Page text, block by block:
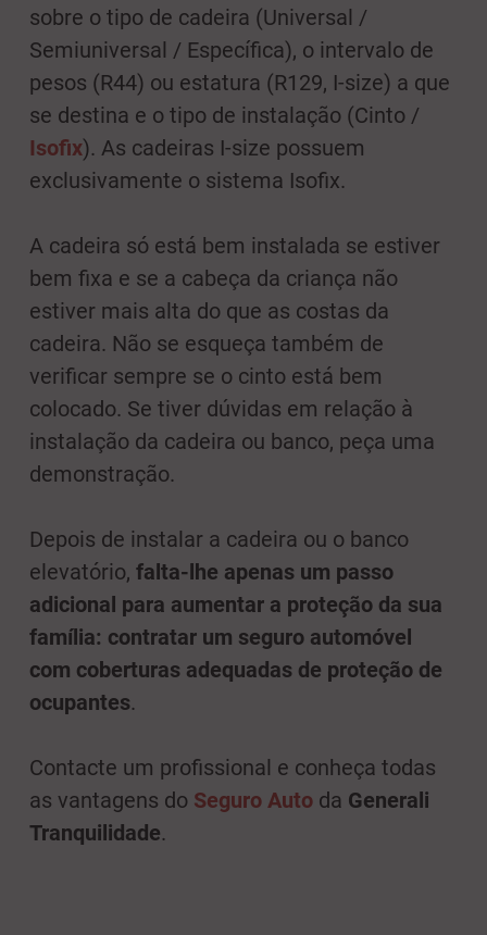
sobre o tipo de cadeira (Universal /
Semiuniversal / Específica), o intervalo de
pesos (R44) ou estatura (R129, I-size) a que
se destina e o tipo de instalação (Cinto /
Isofix). As cadeiras I-size possuem
exclusivamente o sistema Isofix.
A cadeira só está bem instalada se estiver
bem fixa e se a cabeça da criança não
estiver mais alta do que as costas da
cadeira. Não se esqueça também de
verificar sempre se o cinto está bem
colocado. Se tiver dúvidas em relação à
instalação da cadeira ou banco, peça uma
demonstração.
Depois de instalar a cadeira ou o banco
elevatório, falta-lhe apenas um passo
adicional para aumentar a proteção da sua
família: contratar um seguro automóvel
com coberturas adequadas de proteção de
ocupantes.
Contacte um profissional e conheça todas
as vantagens do Seguro Auto da Generali
Tranquilidade.